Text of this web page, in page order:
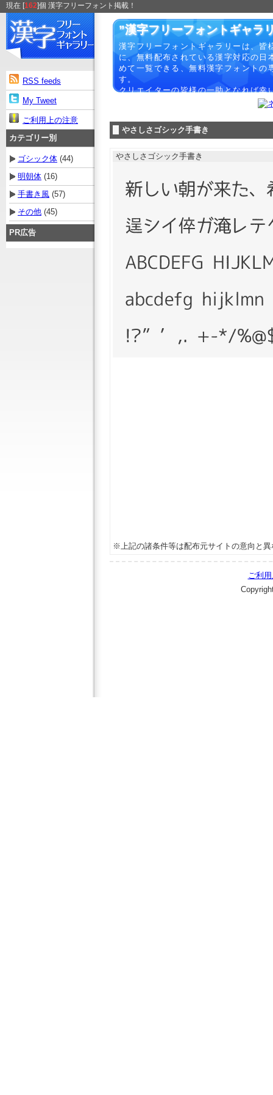
現在 [162]個 漢字フリーフォント掲載！
RSS feeds
My Tweet
ご利用上の注意
カテゴリー別
ゴシック体 (44)
明朝体 (16)
手書き風 (57)
その他 (45)
PR広告
”漢字フリーフォントギャラ
漢字フリーフォントギャラリーは、皆
に、無料配布されている漢字対応の日
めて一覧できる、無料漢字フォントの
す。
クリエイターの皆様の一助となれば幸
やさしさゴシック手書き
やさしさゴシック手書き
※上記の諸条件等は配布元サイトの意向と
ご利